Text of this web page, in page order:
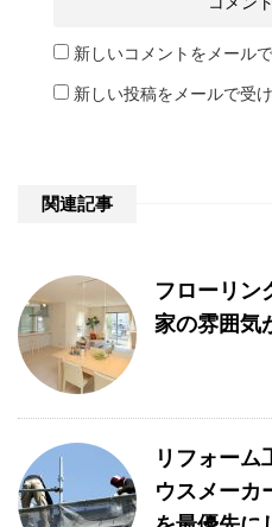
新しいコメントをメール
新しい投稿をメールで受
関連記事
フローリン
家の雰囲気
リフォーム
ウスメーカ